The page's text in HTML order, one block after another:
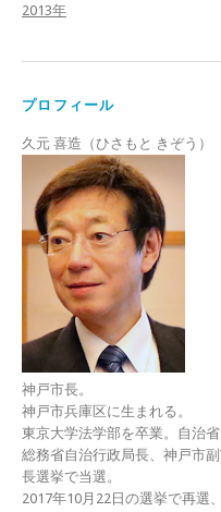
2013年
プロフィール
久元 喜造（ひさもと きぞう）
神戸市長。
神戸市兵庫区に生まれる。
東京大学法学部を卒業。自治省
総務省自治行政局長、神戸市
長選挙で当選。
2017年10月22日の選挙で再選